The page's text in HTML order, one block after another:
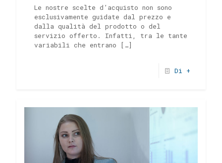
Le nostre scelte d’acquisto non sono
esclusivamente guidate dal prezzo e
dalla qualità del prodotto o del
servizio offerto. Infatti, tra le tante
variabili che entrano […]
Di +